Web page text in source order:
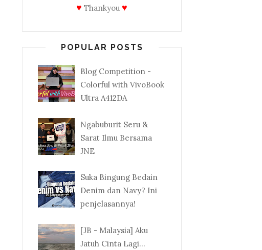
♥ Thankyou ♥
POPULAR POSTS
Blog Competition -
Colorful with VivoBook
Ultra A412DA
Ngabuburit Seru &
Sarat Ilmu Bersama
JNE
Suka Bingung Bedain
Denim dan Navy? Ini
penjelasannya!
[JB - Malaysia] Aku
Jatuh Cinta Lagi...